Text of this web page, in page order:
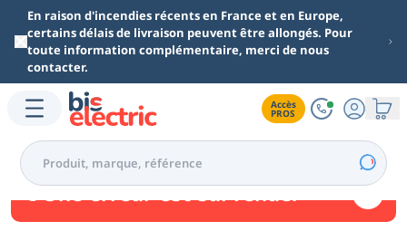
Aller au contenu principal
En raison d'incendies récents en France et en Europe,
certains délais de livraison peuvent être allongés. Pour
toute information complémentaire, merci de nous
contacter.
Accès
PROS
Une erreur est survenue.